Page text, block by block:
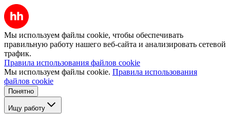
Мы используем файлы cookie, чтобы обеспечивать
правильную работу нашего веб-сайта и анализировать сетевой
трафик.
Правила использования файлов cookie
Мы используем файлы cookie. Правила использования
файлов cookie
Понятно
Ищу работу